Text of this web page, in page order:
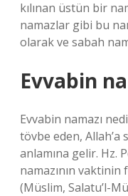
kılınan üstün bir
namazlar gibi bu
olarak ve sabah
Evvabin
Evvabin namazı
tövbe eden, Allah’a
anlamına gelir. Hz.
namazının
(Müslim, Salatu’l-